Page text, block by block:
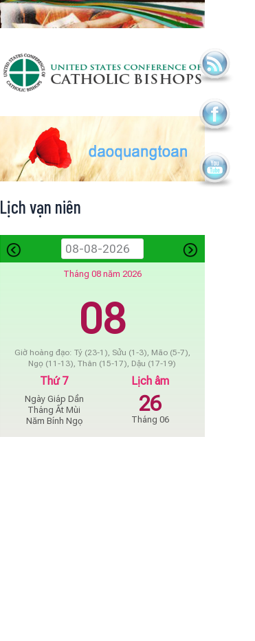
Lịch vạn niên
Tháng 08 năm 2026
08
Giờ hoàng đạo: Tý (23-1), Sửu (1-3), Mão (5-7),
Ngọ (11-13), Thân (15-17), Dậu (17-19)
Thứ 7
Ngày Giáp Dần
Tháng Ất Mùi
Năm Bính Ngọ
Lịch âm
26
Tháng 06